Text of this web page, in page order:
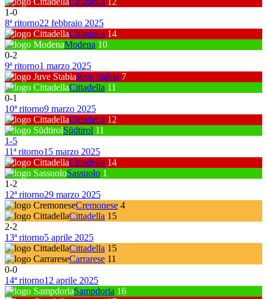
1-0
8ª ritorno22 febbraio 2025
Cittadella 14
Modena 10
0-2
9ª ritorno1 marzo 2025
Juve Stabia 7
Cittadella 11
0-1
10ª ritorno9 marzo 2025
Cittadella 12
Südtirol 11
1-5
11ª ritorno15 marzo 2025
Cittadella 14
Sassuolo 1
1-2
12ª ritorno29 marzo 2025
Cremonese 4
Cittadella 15
2-2
13ª ritorno5 aprile 2025
Cittadella 15
Carrarese 11
0-0
14ª ritorno12 aprile 2025
Sampdoria 16